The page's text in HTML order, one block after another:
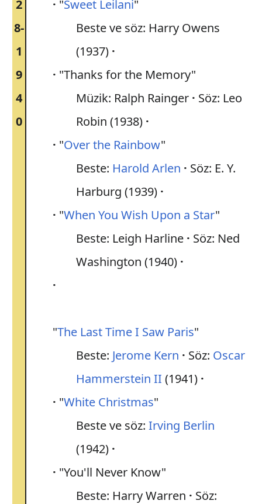
2
8-
1
9
4
0
"Sweet Leilani"
Beste ve söz: Harry Owens
(1937)
"Thanks for the Memory"
Müzik: Ralph Rainger
Söz: Leo
Robin (1938)
"Over the Rainbow"
Beste: Harold Arlen
Söz: E. Y.
Harburg (1939)
"When You Wish Upon a Star"
Beste: Leigh Harline
Söz: Ned
Washington (1940)
"The Last Time I Saw Paris"
Beste: Jerome Kern Söz: Oscar
Hammerstein II (1941)
"White Christmas"
Beste ve söz: Irving Berlin
(1942)
"You'll Never Know"
Beste: Harry Warren
Söz: